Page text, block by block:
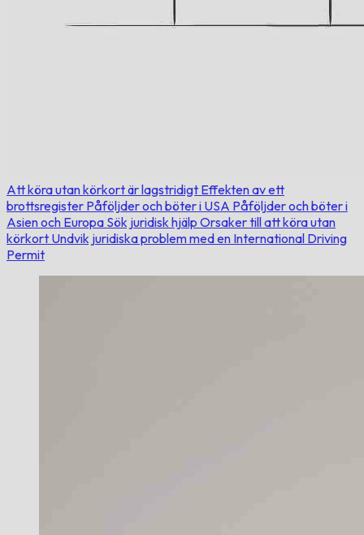
Att köra utan körkort är lagstridigt Effekten av ett
brottsregister Påföljder och böter i USA Påföljder och böter i
Asien och Europa Sök juridisk hjälp Orsaker till att köra utan
körkort Undvik juridiska problem med en International Driving
Permit